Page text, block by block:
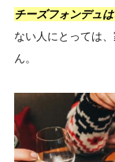
チーズフォンデュ
ない人にとっては
ん。